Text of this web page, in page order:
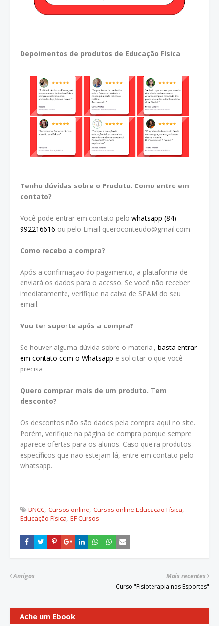
Depoimentos de produtos de Educação Física
Tenho dúvidas sobre o Produto. Como entro em
contato?
Você pode entrar em contato pelo whatsapp (84)
992216616 ou pelo Email queroconteudo@gmail.com
Como recebo a compra?
Após a confirmação do pagamento, a plataforma de
enviará os dados para o acesso. Se você não receber
imediatamente, verifique na caixa de SPAM do seu
email.
Vou ter suporte após a compra?
Se houver alguma dúvida sobre o material, basta entrar
em contato com o Whatsapp e solicitar o que você
precisa.
Quero comprar mais de um produto. Tem
desconto?
Os descontos não são dados pela compra aqui no site.
Porém, verifique na página de compra porque sempre
aparece ofertas para os alunos. Caso queira produtos
específicos que não estejam lá, entre em contato pelo
whatsapp.
BNCC Cursos online Cursos online Educação Física
Educação Física EF Cursos
Mais recentes
Curso "Fisioterapia nos Esportes"
Antigos
Ache um Ebook